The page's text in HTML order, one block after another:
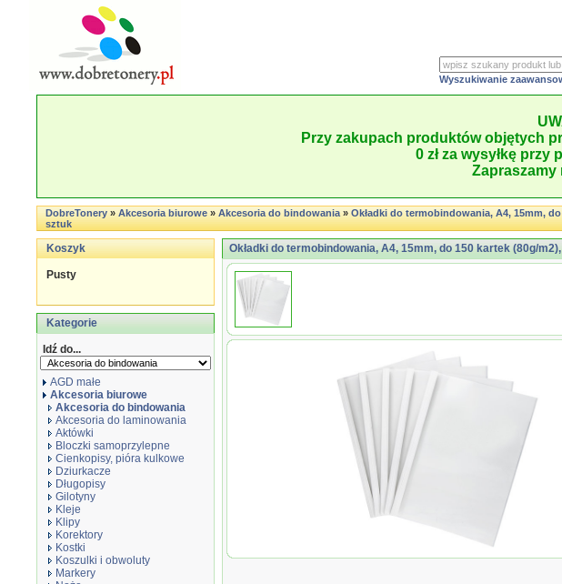
Wyszukiwanie
Przy zakupach produktów objętych
0 zł za wysyłkę przy
Zapraszamy
DobreTonery»Akcesoria biurowe»Akcesoria do bindowania»Okładki do termobindowania, A4, 15mm, do
sztuk
Koszyk
Pusty
Kategorie
Idź do...
AGD małe
Akcesoria biurowe
Akcesoria do bindowania
Akcesoria do laminowania
Aktówki
Bloczki samoprzylepne
Cienkopisy, pióra kulkowe
Dziurkacze
Długopisy
Gilotyny
Kleje
Klipy
Korektory
Kostki
Koszulki i obwoluty
Markery
Okładki do termobindowania, A4, 15mm, do 150 kartek (80g/m2),
Okładki do termobindowania, A4, 15mm,